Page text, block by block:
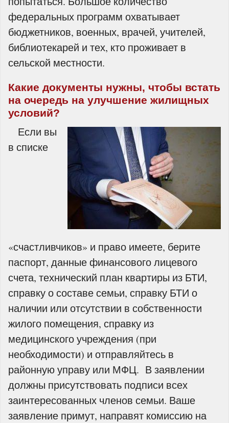
федеральных программ охватывает
бюджетников, военных, врачей, учителей,
библиотекарей и тех, кто проживает в
сельской местности.
Какие документы нужны, чтобы встать
на очередь на улучшение жилищных
условий?
Если вы
в списке
«счастливчиков» и право имеете, берите
паспорт, данные финансового лицевого
счета, технический план квартиры из БТИ,
справку о составе семьи, справку БТИ о
наличии или отсутствии в собственности
жилого помещения, справку из
медицинского учреждения (при
необходимости) и отправляйтесь в
районную управу или МФЦ. В заявлении
должны присутствовать подписи всех
заинтересованных членов семьи. Ваше
заявление примут, направят комиссию на